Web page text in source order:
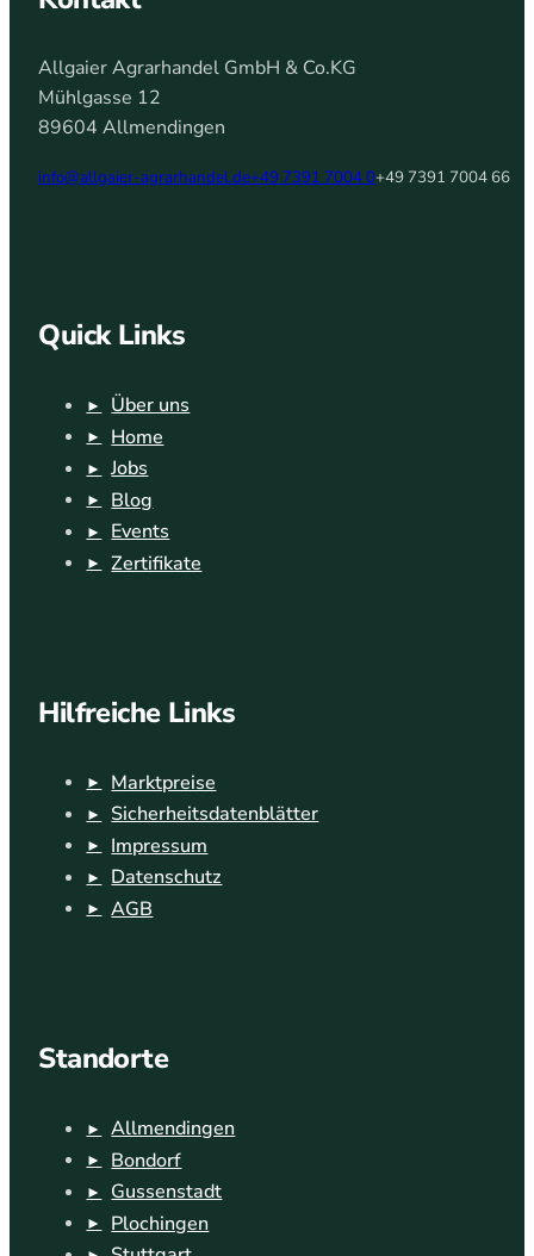
Allgaier Agrarhandel GmbH & Co.KG
Mühlgasse 12
89604 Allmendingen
info@allgaier-agrarhandel.de+49 7391 7004 0+49 7391 7004 66
Quick Links
Über uns
Home
Jobs
Blog
Events
Zertifikate
Hilfreiche Links
Marktpreise
Sicherheitsdatenblätter
Impressum
Datenschutz
AGB
Standorte
Allmendingen
Bondorf
Gussenstadt
Plochingen